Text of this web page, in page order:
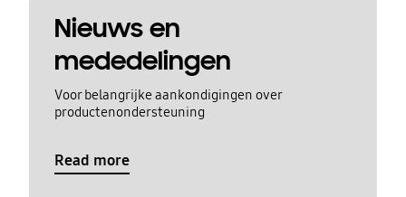
Nieuws en
mededelingen
Voor belangrijke aankondigingen over
productenondersteuning
Read more